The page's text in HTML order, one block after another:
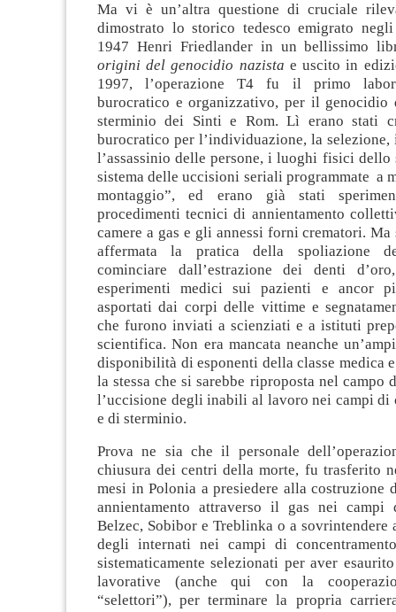
Ma vi è un’altra questione di cruciale
dimostrato lo storico tedesco emigrato
1947 Henri Friedlander in un bellissimo
origini del genocidio nazista e uscito in
1997, l’operazione T4 fu il primo
burocratico e organizzativo, per il
sterminio dei Sinti e Rom. Lì erano stati
burocratico per l’individuazione, la
l’assassinio delle persone, i luoghi fisici
sistema delle uccisioni seriali programmate a
montaggio”, ed erano già stati
procedimenti tecnici di annientamento
camere a gas e gli annessi forni crematori. Ma
affermata la pratica della spoliazione
cominciare dall’estrazione dei denti
esperimenti medici sui pazienti e ancor
asportati dai corpi delle vittime e
che furono inviati a scienziati e a istituti
scientifica. Non era mancata neanche
disponibilità di esponenti della classe medica
la stessa che si sarebbe riproposta nel campo
l’uccisione degli inabili al lavoro nei campi di
e di sterminio.
Prova ne sia che il personale
chiusura dei centri della morte, fu trasferito
mesi in Polonia a presiedere alla costruzione
annientamento attraverso il gas nei
Belzec, Sobibor e Treblinka o a sovrintendere
degli internati nei campi di
sistematicamente selezionati per aver
lavorative (anche qui con la
“selettori”), per terminare la propria